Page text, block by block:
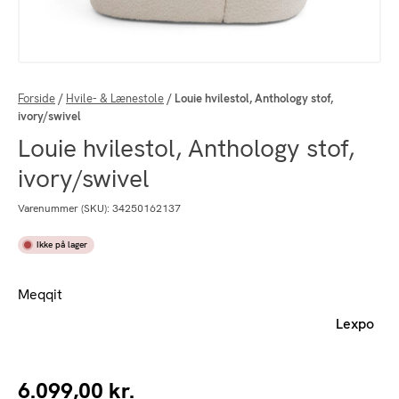
Forside / Hvile- & Lænestole / Louie hvilestol, Anthology stof,
ivory/swivel
Louie hvilestol, Anthology stof,
ivory/swivel
Varenummer (SKU): 34250162137
Ikke på lager
Meqqit
Lexpo
6.099,00 kr.